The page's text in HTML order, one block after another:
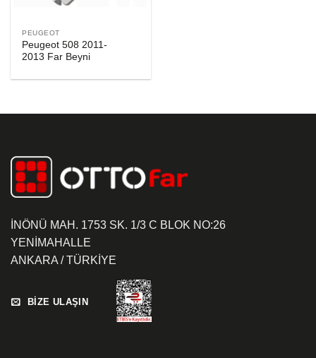
PEUGEOT
Peugeot 508 2011-
2013 Far Beyni
İNÖNÜ MAH. 1753 SK. 1/3 C BLOK NO:26
YENİMAHALLE
ANKARA / TÜRKİYE
BİZE ULAŞIN